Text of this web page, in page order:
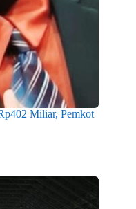
Miliar, Pemkot